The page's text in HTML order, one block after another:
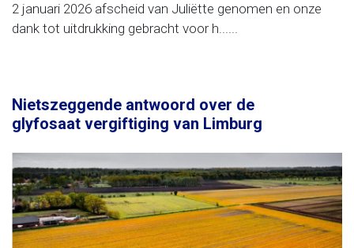
2 januari 2026 afscheid van Juliëtte genomen en onze
dank tot uitdrukking gebracht voor h......
Nietszeggende antwoord over de
glyfosaat vergiftiging van Limburg